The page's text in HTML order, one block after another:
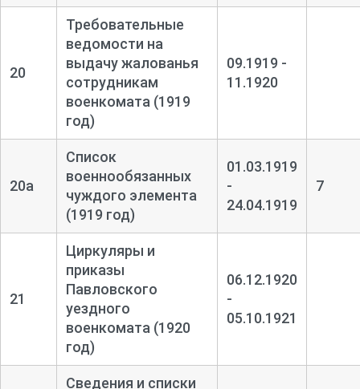
20
Требовательные
ведомости на
выдачу жалованья
сотрудникам
военкомата (1919
год)
09.1919 -
11.1920
20а
Список
военнообязанных
чуждого элемента
(1919 год)
01.03.1919
-
24.04.1919
7
21
Циркуляры и
приказы
Павловского
уездного
военкомата (1920
год)
06.12.1920
-
05.10.1921
Сведения и списки